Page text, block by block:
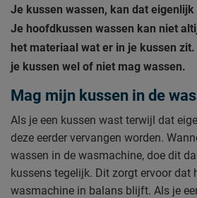
Je kussen wassen, kan dat eigenlijk
Je hoofdkussen wassen kan niet
het materiaal wat er in je kussen
je kussen wel of niet mag wassen.
Mag mijn kussen in de
Als je een kussen wast terwijl dat
deze eerder vervangen worden.
wassen in de wasmachine, doe dit
kussens tegelijk. Dit zorgt ervoor dat
wasmachine in balans blijft. Als je